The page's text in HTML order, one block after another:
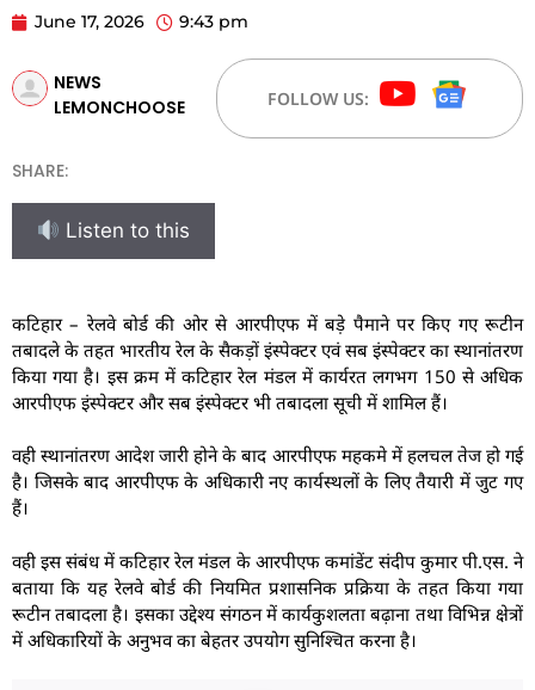
June 17, 2026 9:43 pm
NEWS
LEMONCHOOSE
FOLLOW US:
SHARE:
Listen to this
कटिहार – रेलवे बोर्ड की ओर से आरपीएफ में बड़े पैमाने पर किए गए रूटीन
तबादले के तहत भारतीय रेल के सैकड़ों इंस्पेक्टर एवं सब इंस्पेक्टर का स्थानांतरण
किया गया है। इस क्रम में कटिहार रेल मंडल में कार्यरत लगभग 150 से अधिक
आरपीएफ इंस्पेक्टर और सब इंस्पेक्टर भी तबादला सूची में शामिल हैं।
वही स्थानांतरण आदेश जारी होने के बाद आरपीएफ महकमे में हलचल तेज हो गई
है। जिसके बाद आरपीएफ के अधिकारी नए कार्यस्थलों के लिए तैयारी में जुट गए
हैं।
वही इस संबंध में कटिहार रेल मंडल के आरपीएफ कमांडेंट संदीप कुमार पी.एस. ने
बताया कि यह रेलवे बोर्ड की नियमित प्रशासनिक प्रक्रिया के तहत किया गया
रूटीन तबादला है। इसका उद्देश्य संगठन में कार्यकुशलता बढ़ाना तथा विभिन्न क्षेत्रों
में अधिकारियों के अनुभव का बेहतर उपयोग सुनिश्चित करना है।